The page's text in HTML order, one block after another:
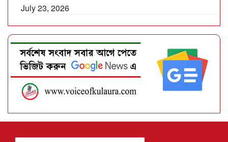
July 23, 2026